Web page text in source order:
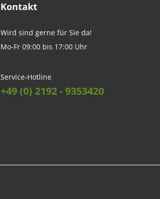
Kontakt
Wird sind gerne für Sie da!
Mo-Fr 09:00 bis 17:00 Uhr
Service-Hotline
+49 (0) 2192 - 9353420